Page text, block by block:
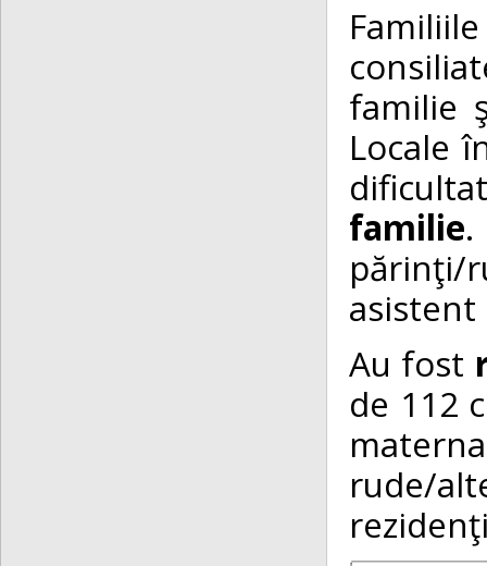
familie
Locale
familie
Au fost
de 112
rude/